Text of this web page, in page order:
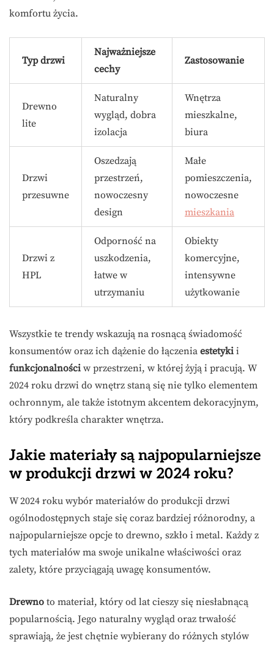
komfortu życia.
Typ drzwi
Najważniejsze
cechy
Zastosowanie
Drewno
lite
Naturalny
wygląd, dobra
izolacja
Wnętrza
mieszkalne,
biura
Drzwi
przesuwne
Osze­dzają
przestrzeń,
nowoczesny
design
Małe
pomieszczenia,
nowoczesne
mieszkania
Drzwi z
HPL
Odporność na
uszkodzenia,
łatwe w
utrzymaniu
Obiekty
komercyjne,
intensywne
użytkowanie
Wszystkie te trendy wskazują na rosnącą świadomość
konsumentów oraz ich dążenie do łączenia estetyki i
funkcjonalności w przestrzeni, w której żyją i pracują. W
2024 roku drzwi do wnętrz staną się nie tylko elementem
ochronnym, ale także istotnym akcentem dekoracyjnym,
który podkreśla charakter wnętrza.
Jakie materiały są najpopularniejsze
w produkcji drzwi w 2024 roku?
W 2024 roku wybór materiałów do produkcji drzwi
ogólnodostępnych staje się coraz bardziej różnorodny, a
najpopularniejsze opcje to drewno, szkło i metal. Każdy z
tych materiałów ma swoje unikalne właściwości oraz
zalety, które przyciągają uwagę konsumentów.
Drewno to materiał, który od lat cieszy się niesłabnącą
popularnością. Jego naturalny wygląd oraz trwałość
sprawiają, że jest chętnie wybierany do różnych stylów